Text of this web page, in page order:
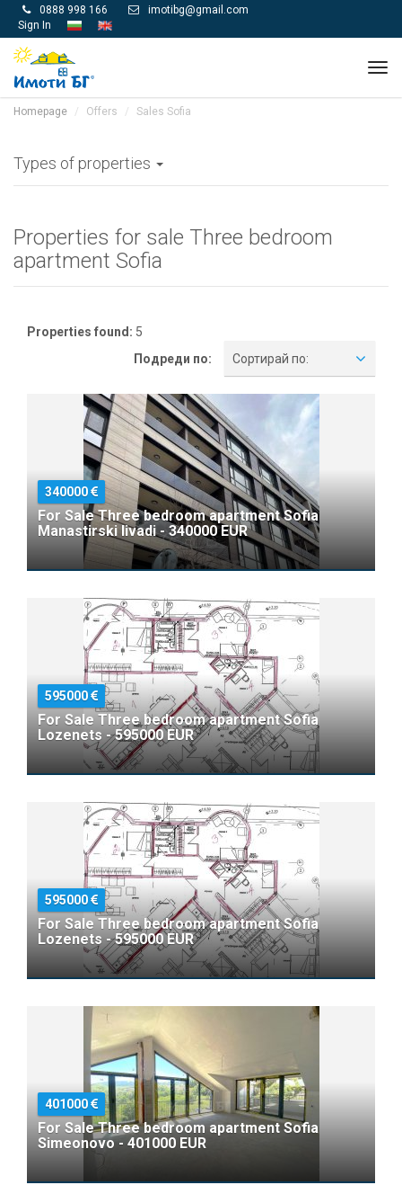
 0888 998 166 
imotibg@gmail.com
Sign In
Homepage Offers Sales Sofia
Types of properties
Properties for sale Three bedroom
apartment Sofia
Properties found: 5
Подреди по:
Сортирай по:
340000
For Sale Three bedroom apartment Sofia
Manastirski livadi - 340000 EUR
595000
For Sale Three bedroom apartment Sofia
Lozenets - 595000 EUR
595000
For Sale Three bedroom apartment Sofia
Lozenets - 595000 EUR
401000
For Sale Three bedroom apartment Sofia
Simeonovo - 401000 EUR